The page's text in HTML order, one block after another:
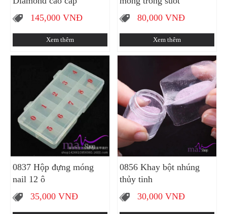
145,000VNĐ
Xem thêm
80,000 VNĐ
Xem thêm
0837 Hộp đựng móng
nail 12 ô
35,000VNĐ
0856 Khay bột nhúng
thủy tinh
30,000 VNĐ